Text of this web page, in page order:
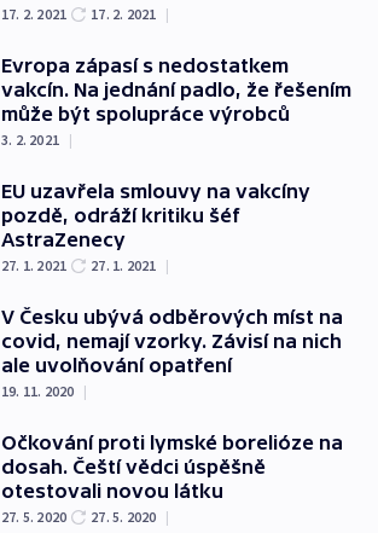
17. 2. 2021 17. 2. 2021 |
Evropa zápasí s nedostatkem
vakcín. Na jednání padlo, že řešením
může být spolupráce výrobců
3. 2. 2021 |
EU uzavřela smlouvy na vakcíny
pozdě, odráží kritiku šéf
AstraZenecy
27. 1. 2021 27. 1. 2021 |
V Česku ubývá odběrových míst na
covid, nemají vzorky. Závisí na nich
ale uvolňování opatření
19. 11. 2020 |
Očkování proti lymské borelióze na
dosah. Čeští vědci úspěšně
otestovali novou látku
27. 5. 2020 27. 5. 2020 |